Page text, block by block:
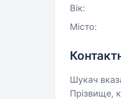
Вік:
Місто:
Шукач
Прізвище,